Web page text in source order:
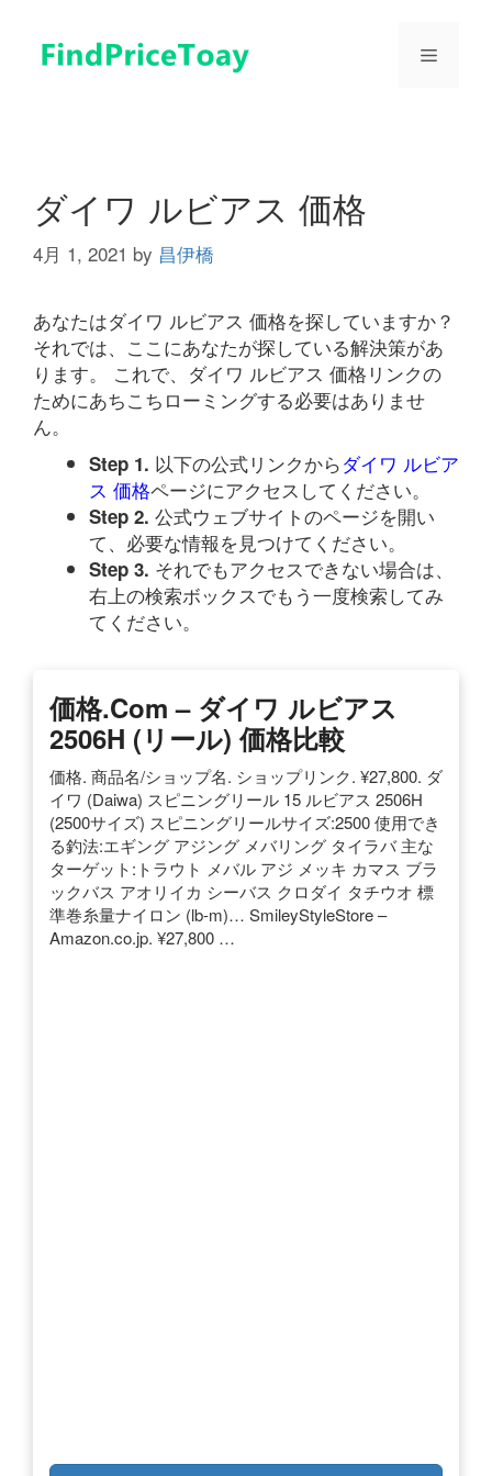
メ
ダイワ ルビアス 価格
4月 1, 2021 by 昌伊橋
あなたはダイワ ルビアス 価格を探していますか？
それでは、ここにあなたが探している解決策があ
ります。 これで、ダイワ ルビアス 価格リンクの
ためにあちこちローミングする必要はありませ
ん。
Step 1. 以下の公式リンクからダイワ ルビア
ス 価格ページにアクセスしてください。
Step 2. 公式ウェブサイトのページを開い
て、必要な情報を見つけてください。
Step 3. それでもアクセスできない場合は、
右上の検索ボックスでもう一度検索してみ
てください。
価格.com – ダイワ ルビアス
2506H (リール) 価格比較
価格. 商品名/ショップ名. ショップリンク. ¥27,800. ダ
イワ (Daiwa) スピニングリール 15 ルビアス 2506H
(2500サイズ) スピニングリールサイズ:2500 使用でき
る釣法:エギング アジング メバリング タイラバ 主な
ターゲット:トラウト メバル アジ メッキ カマス ブラ
ックバス アオリイカ シーバス クロダイ タチウオ 標
準巻糸量ナイロン (lb-m)… SmileyStyleStore –
Amazon.co.jp. ¥27,800 …